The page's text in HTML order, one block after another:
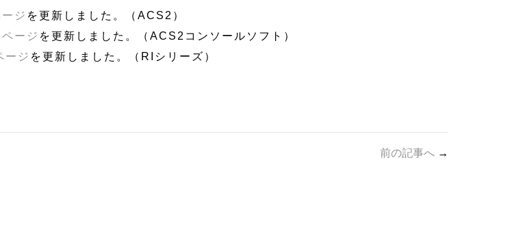
ジ を更新しました。（ACS2）
ージ を更新しました。（ACS2コンソールソフト）
ージ を更新しました。（RIシリーズ）
前の記事へ →